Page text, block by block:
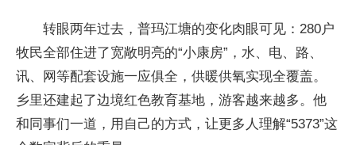
转眼两年过去，普玛江塘的变化肉眼可见：280户
牧民全部住进了宽敞明亮的“小康房”，水、电、路、
讯、网等配套设施一应俱全，供暖供氧实现全覆盖。
乡里还建起了边境红色教育基地，游客越来越多。他
和同事们一道，用自己的方式，让更多人理解“5373”这